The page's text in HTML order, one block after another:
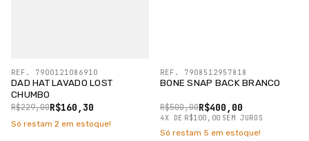
DAD HAT LAVADO LOST
CHUMBO
R$160,30
R$229,00
REF. 7900121086910
Só restam 2 em estoque!
BONE SNAP BACK BRANCO
R$400,00
R$500,00
4X DE R$100,00 SEM JUROS
REF. 7908512957818
Só restam 5 em estoque!